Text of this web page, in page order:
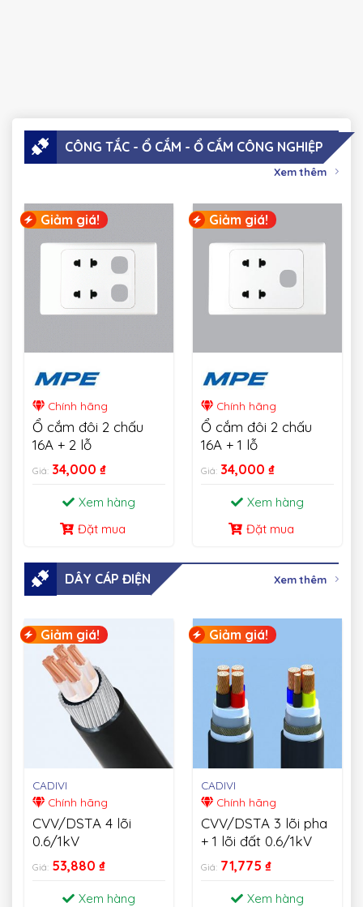
CÔNG TẮC - Ổ CẮM - Ổ CẮM CÔNG NGHIỆP
Xem thêm
Giảm giá!
Chính hãng
Ổ cắm đôi 2 chấu
16A + 2 lỗ
Giá: 34,000 ₫
Xem hàng
Đặt mua
Giảm giá!
Chính hãng
Ổ cắm đôi 2 chấu
16A + 1 lỗ
Giá: 34,000 ₫
Xem hàng
Đặt mua
DÂY CÁP ĐIỆN Xem thêm
Giảm giá!
CADIVI
Chính hãng
CVV/DSTA 4 lõi
0.6/1kV
Giá: 53,880 ₫
Xem hàng
Giảm giá!
CADIVI
Chính hãng
CVV/DSTA 3 lõi pha
+ 1 lõi đất 0.6/1kV
Giá: 71,775 ₫
Xem hàng